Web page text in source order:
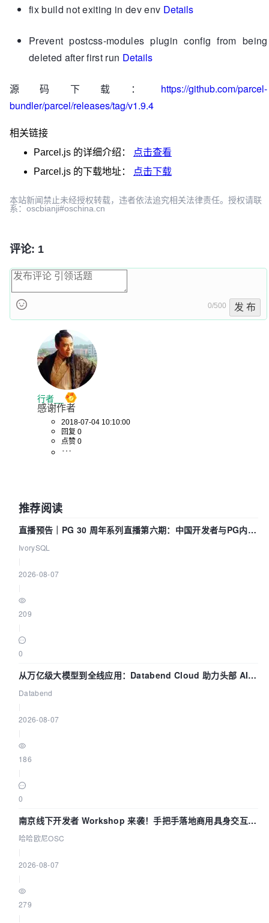
fix build not exiting in dev env Details
Prevent postcss-modules plugin config from being
deleted after first run Details
源码下载： https://github.com/parcel-
bundler/parcel/releases/tag/v1.9.4
相关链接
Parcel.js 的详细介绍：
点击查看
Parcel.js 的下载地址： 点击下载
本站新闻禁止未经授权转载，违者依法追究相关法律责任。授权请联
系：oscbianji#oschina.cn
评论: 1
0/500 发 布
行者__
感谢作者
2018-07-04 10:10:00
回复 0
点赞 0
推荐阅读
直播预告｜PG 30 周年系列直播第六期：中国开发者与PG内核
——我们改得动吗？我们贡献了什么？
IvorySQL
2026-08-07
209
0
从万亿级大模型到全线应用：Databend Cloud 助力头部 AI
企业构建全链路 Trace 数据管道
Databend
2026-08-07
186
0
南京线下开发者 Workshop 来袭！手把手落地商用具身交互智
能 Agent 应用
哈哈欧尼OSC
2026-08-07
279